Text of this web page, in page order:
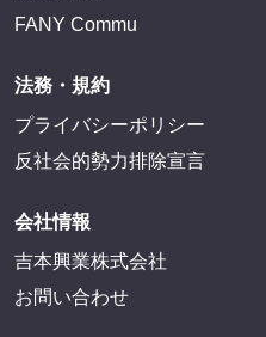
FANY Commu
法務・規約
プライバシーポリシー
反社会的勢力排除宣言
会社情報
吉本興業株式会社
お問い合わせ